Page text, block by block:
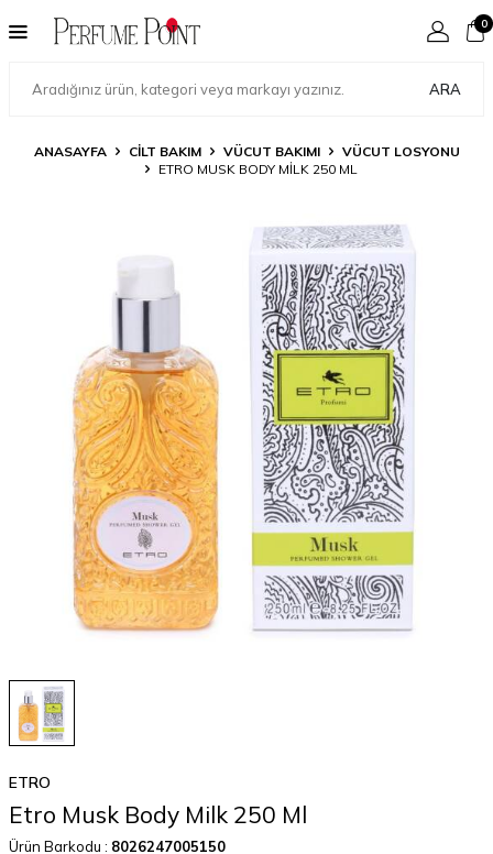
ARA
0
ANASAYFA CILT BAKIM VÜCUT BAKIMI
VÜCUT LOSYONU
ETRO MUSK BODY MILK 250 ML
ETRO
Etro Musk Body Milk 250 Ml
Ürün Barkodu : 8026247005150